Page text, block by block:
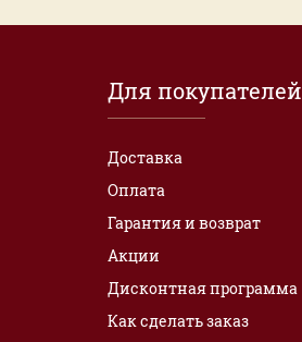
Для покупателей
Доставка
Оплата
Гарантия и возврат
Акции
Дисконтная программа
Как сделать заказ